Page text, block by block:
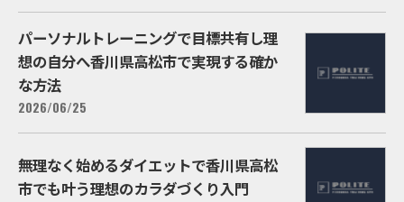
パーソナルトレーニングで目標共有し理
想の自分へ香川県高松市で実現する確か
な方法
2026/06/25
無理なく始めるダイエットで香川県高松
市でも叶う理想のカラダづくり入門